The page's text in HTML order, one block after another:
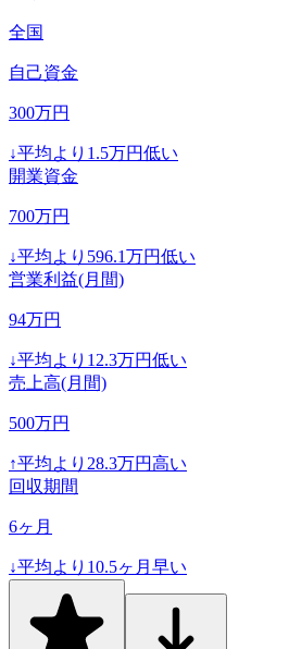
全国
自己資金
300万円
↓平均より 1.5万円低い
開業資金
700万円
↓平均より 596.1万円低い
営業利益(月間)
94万円
↓平均より 12.3万円低い
売上高(月間)
500万円
↑平均より 28.3万円高い
回収期間
6ヶ月
↓平均より 10.5ヶ月早い